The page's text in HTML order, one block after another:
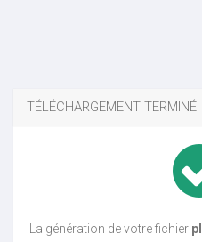
TÉLÉCHARGEMENT TERMINÉ
La génération de votre fichier